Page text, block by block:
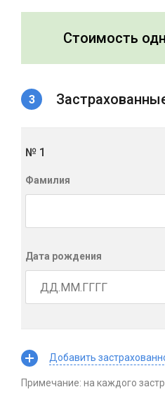
Cтоимость
№ 1
Фамилия
Дата рождения
Добавить
Примечание: на каждого